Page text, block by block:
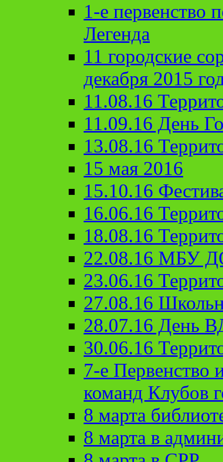
1-е первенство
Легенда
11 городские
декабря 2015
11.08.16
11.09.16 День
13.08.16
15 мая 2016
15.10.16
16.06.16
18.08.16
22.08.16 МБУ
23.06.16
27.08.16
28.07.16 День
30.06.16
7-е Первенство
команд Клубов
8 марта
8 марта в